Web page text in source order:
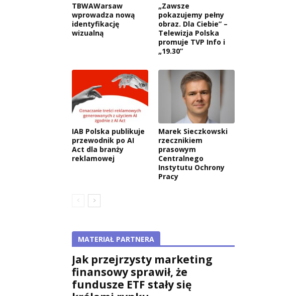
TBWAWarsaw
wprowadza nową
identyfikację
wizualną
„Zawsze
pokazujemy pełny
obraz. Dla Ciebie” –
Telewizja Polska
promuje TVP Info i
„19.30”
IAB Polska publikuje
przewodnik po AI
Act dla branży
reklamowej
Marek Sieczkowski
rzecznikiem
prasowym
Centralnego
Instytutu Ochrony
Pracy
MATERIAŁ PARTNERA
Jak przejrzysty marketing
finansowy sprawił, że
fundusze ETF stały się